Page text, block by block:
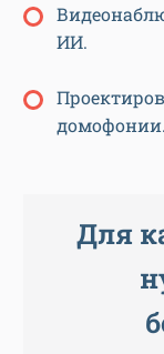
ИИ.
домофонии.
Для